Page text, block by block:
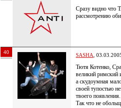
Сразу видно что
рассмотрению
40 SASHA ,
Тютя Котенко,
великий римский
а скудоумная
своей тупостью
твоего появления.
Так что не